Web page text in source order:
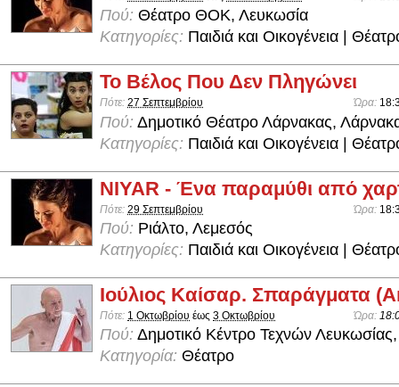
Πού: Θέατρο ΘΟΚ, Λευκωσία
Κατηγορίες: Παιδιά και Οικογένεια |
Το Βέλος Που Δεν Πληγώνει
Πότε: 27 Σεπτεμβρίου Ώρα:
Πού: Δημοτικό Θέατρο Λάρνακας,
Κατηγορίες: Παιδιά και Οικογένεια |
NIYAR - Ένα παραμύθι από
Πότε: 29 Σεπτεμβρίου Ώρα:
Πού: Ριάλτο, Λεμεσός
Κατηγορίες: Παιδιά και Οικογένεια |
Ιούλιος Καίσαρ. Σπαράγματα
Πότε: 1 Οκτωβρίου έως 3 Οκτωβρίου Ώρα:
Πού: Δημοτικό Κέντρο Τεχνών
Κατηγορία: Θέατρο